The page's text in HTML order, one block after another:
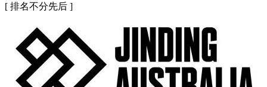
[ 排名不分先后 ]